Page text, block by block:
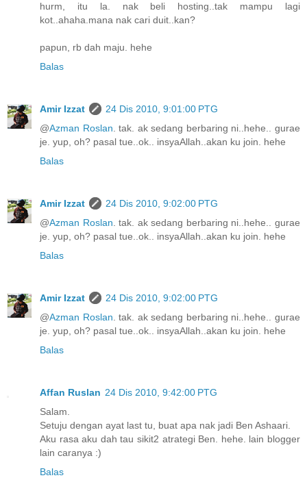
hurm, itu la. nak beli hosting..tak mampu lagi
kot..ahaha.mana nak cari duit..kan?
papun, rb dah maju. hehe
Balas
Amir Izzat
24 Dis 2010, 9:01:00 PTG
@Azman Roslan . tak. ak sedang berbaring ni..hehe.. gurae
je. yup, oh? pasal tue..ok.. insyaAllah..akan ku join. hehe
Balas
Amir Izzat
24 Dis 2010, 9:02:00 PTG
@Azman Roslan . tak. ak sedang berbaring ni..hehe.. gurae
je. yup, oh? pasal tue..ok.. insyaAllah..akan ku join. hehe
Balas
Amir Izzat
24 Dis 2010, 9:02:00 PTG
@Azman Roslan . tak. ak sedang berbaring ni..hehe.. gurae
je. yup, oh? pasal tue..ok.. insyaAllah..akan ku join. hehe
Balas
Affan Ruslan 24 Dis 2010, 9:42:00 PTG
Salam.
Setuju dengan ayat last tu, buat apa nak jadi Ben Ashaari.
Aku rasa aku dah tau sikit2 atrategi Ben. hehe. lain blogger
lain caranya :)
Balas